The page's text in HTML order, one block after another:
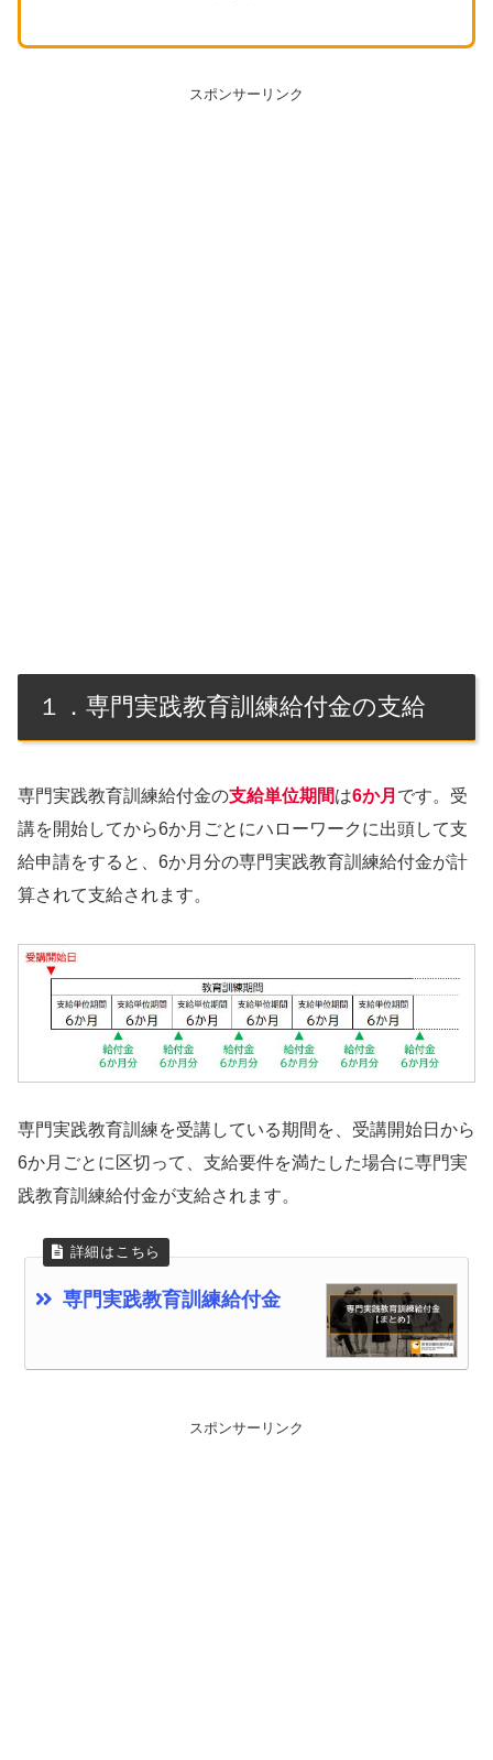
スポンサーリンク
１．専門実践教育訓練給付金の支給
専門実践教育訓練給付金の支給単位期間は6か月 です。受
講を開始してから6か月ごとにハローワークに出頭して支
給申請をすると、6か月分の専門実践教育訓練給付金が計
算されて支給されます。
専門実践教育訓練を受講している期間を、受講開始日から
6か月ごとに区切って、支給要件を満たした場合に専門実
践教育訓練給付金が支給されます。
専門実践教育訓練給付金
スポンサーリンク